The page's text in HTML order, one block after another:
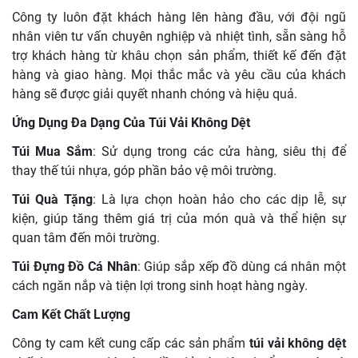
Công ty luôn đặt khách hàng lên hàng đầu, với đội ngũ
nhân viên tư vấn chuyên nghiệp và nhiệt tình, sẵn sàng hỗ
trợ khách hàng từ khâu chọn sản phẩm, thiết kế đến đặt
hàng và giao hàng. Mọi thắc mắc và yêu cầu của khách
hàng sẽ được giải quyết nhanh chóng và hiệu quả.
Ứng Dụng Đa Dạng Của Túi Vải Không Dệt
Túi Mua Sắm: Sử dụng trong các cửa hàng, siêu thị để
thay thế túi nhựa, góp phần bảo vệ môi trường.
Túi Quà Tặng: Là lựa chọn hoàn hảo cho các dịp lễ, sự
kiện, giúp tăng thêm giá trị của món quà và thể hiện sự
quan tâm đến môi trường.
Túi Đựng Đồ Cá Nhân: Giúp sắp xếp đồ dùng cá nhân một
cách ngăn nắp và tiện lợi trong sinh hoạt hàng ngày.
Cam Kết Chất Lượng
Công ty cam kết cung cấp các sản phẩm túi vải không dệt